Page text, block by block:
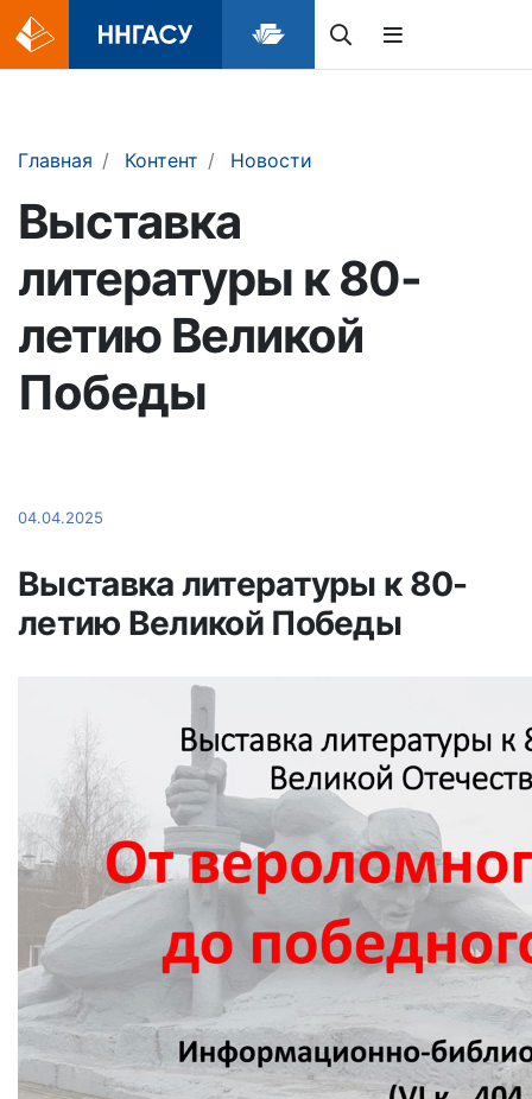
Главная Контент Новости
Выставка
литературы к 80-
летию Великой
Победы
04.04.2025
Выставка литературы к 80-
летию Великой Победы